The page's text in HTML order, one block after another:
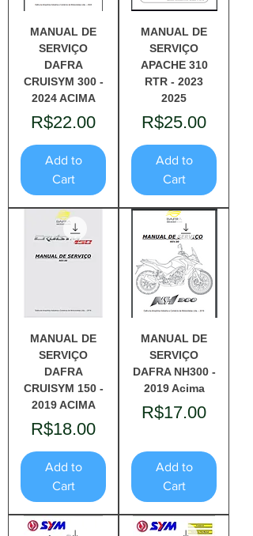
MANUAL DE
SERVIÇO
DAFRA
CRUISYM 300 -
2024 ACIMA
Price
R$22.00
Add to
Cart
MANUAL DE
SERVIÇO
APACHE 310
RTR - 2023
2025
Price
R$25.00
Add to
Cart
MANUAL DE
SERVIÇO
DAFRA
CRUISYM 150 -
2019 ACIMA
Price
R$18.00
Add to
Cart
MANUAL DE
SERVIÇO
DAFRA NH300 -
2019 Acima
Price
R$17.00
Add to
Cart